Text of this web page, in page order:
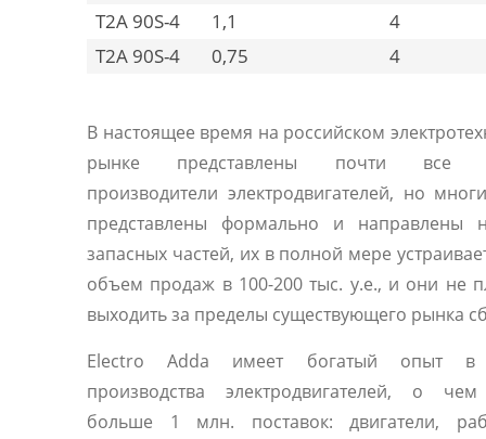
T2A 90S-4
1,1
4
T2A 90S-4
0,75 4
В настоящее время на российском
рынке представлены почти все
производители электродвигателей, но
представлены формально и направлены
запасных частей, их в полной мере
объем продаж в 100-200 тыс. у.е., и они не
выходить за пределы существующего рынка
Electro Adda имеет богатый опыт в
производства электродвигателей, о
больше 1 млн. поставок: двигатели,